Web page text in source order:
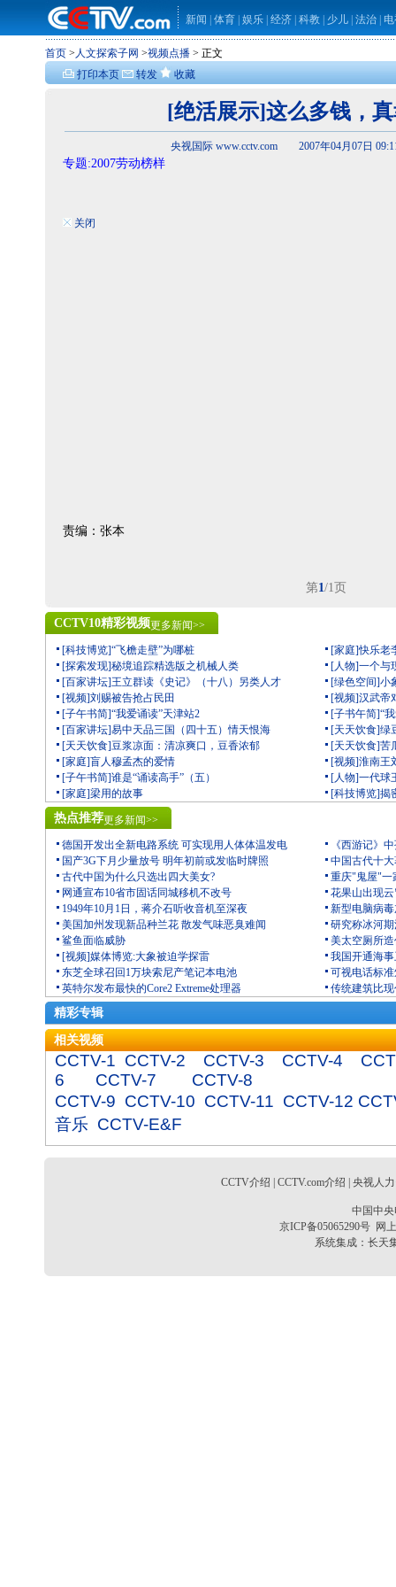
新闻 体育 娱乐 经济 科教 少儿 法治
首页 > 人文探索子网 >视频点播 > 正文
打印本页
转发 收藏
关闭
[绝活展示]这么多钱，
央视国际 www.cctv.com 2007年04月07日
专题:2007劳动榜样
责编：张本
第1/1页
CCTV10精彩视频更多新闻>>
[科技博览]“飞檐走壁”为哪桩
[家庭]快乐老
[探索发现]秘境追踪精选版之机械人类
[人物]一个
[百家讲坛]王立群读《史记》（十八）另类人才
[绿色空间]小
[视频]刘赐被告抢占民田
[视频]汉武帝
[子午书简]“我爱诵读”天津站2
[子书午简]“
[百家讲坛]易中天品三国（四十五）情天恨海
[天天饮食]绿
[天天饮食]豆浆凉面：清凉爽口，豆香浓郁
[天天饮食]苦
[家庭]盲人穆孟杰的爱情
[视频]淮南王
[子午书简]谁是“诵读高手”（五）
[人物]一代球
[家庭]梁用的故事
[科技博览]揭
热点推荐更多新闻>>
德国开发出全新电路系统 可实现用人体体温发电
《西游记》
国产3G下月少量放号 明年初前或发临时牌照
中国古代十
古代中国为什么只选出四大美女?
重庆"鬼屋"一
网通宣布10省市固话同城移机不改号
花果山出现
1949年10月1日，蒋介石听收音机至深夜
新型电脑病
美国加州发现新品种兰花 散发气味恶臭难闻
研究称冰河
鲨鱼面临威胁
美太空厕所
[视频]媒体博览:大象被迫学探雷
我国开通海
东芝全球召回1万块索尼产笔记本电池
可视电话标
英特尔发布最快的Core2 Extreme处理器
传统建筑比
精彩专辑
相关视频
CCTV-1 CCTV-2 CCTV-3 CCTV-4
6
CCTV-7
CCTV-8
CCTV-9 CCTV-10 CCTV-11 CCTV-12
音乐 CCTV-E&F
CCTV介绍 CCTV.com介绍 央视人
中国中
京ICP备05065290号 网
系统集成： 长天